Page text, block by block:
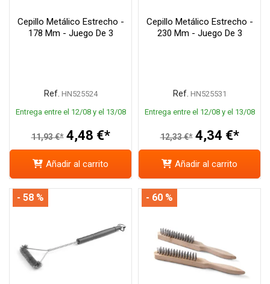
Cepillo Metálico Estrecho -
178 Mm - Juego De 3
Ref. HN525524
Entrega entre el 12/08 y el 13/08
11,93 €* 4,48 €*
Añadir al carrito
Cepillo Metálico Estrecho -
230 Mm - Juego De 3
Ref. HN525531
Entrega entre el 12/08 y el 13/08
12,33 €* 4,34 €*
Añadir al carrito
- 58 % - 60 %